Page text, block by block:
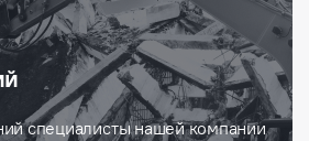
специалисты нашей компании